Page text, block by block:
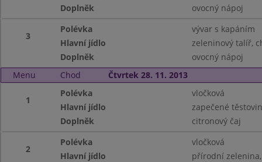
Doplněk
ovocný nápoj
3
Polévka
vývar s kapáním
Hlavní jídlo
zeleninový talíř,
Doplněk
ovocný nápoj
Menu
Chod Čtvrtek 28. 11. 2013
1
Polévka
vločková
Hlavní jídlo
zapečené
Doplněk
citronový čaj
2
Polévka
vločková
Hlavní jídlo
přírodní